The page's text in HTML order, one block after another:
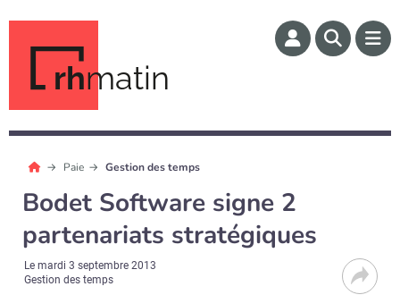
rhmatin
Paie Gestion des temps
Bodet Software signe 2
partenariats stratégiques
Lemardi 3 septembre 2013
Gestion des temps